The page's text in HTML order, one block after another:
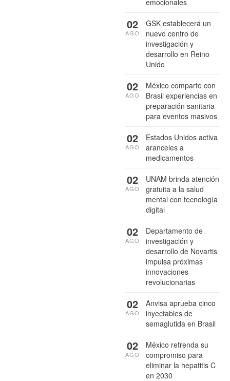
GSK establecerá un
nuevo centro de
investigación y
desarrollo en Reino
Unido
02
AGO
México comparte con
Brasil experiencias en
preparación sanitaria
para eventos masivos
02
AGO
Estados Unidos activa
aranceles a
medicamentos
02
AGO
UNAM brinda atención
gratuita a la salud
mental con tecnología
digital
02
AGO
Departamento de
investigación y
desarrollo de Novartis
impulsa próximas
innovaciones
revolucionarias
02
AGO
Anvisa aprueba cinco
inyectables de
semaglutida en Brasil
02
AGO
México refrenda su
compromiso para
eliminar la hepatitis C
en 2030
02
AGO